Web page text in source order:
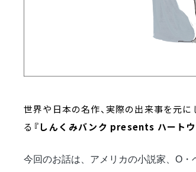
世界や日本の名作、実際の出来事を元
る 『しんくみバンク presents ハートウ
今回のお話は、アメリカの小説家、O・